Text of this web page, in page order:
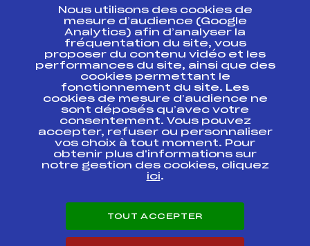
ESPACE PRESSE
Ressources
Pass’Neige
Projet sportif fédéral
Projet de performance fédéral
Antidopage
Pôle Développement, Formation, Suivi
Scientifique
Listes ministérielles
Pôle vie de l’athlète
Carrières
Nous utilisons des cookies de
mesure d’audience (Google
Analytics) afin d’analyser la
fréquentation du site, vous
proposer du contenu vidéo et les
performances du site, ainsi que des
cookies permettant le
fonctionnement du site. Les
cookies de mesure d’audience ne
sont déposés qu’avec votre
consentement. Vous pouvez
accepter, refuser ou personnaliser
vos choix à tout moment. Pour
obtenir plus d'informations sur
notre gestion des cookies, cliquez
ici.
TOUT ACCEPTER